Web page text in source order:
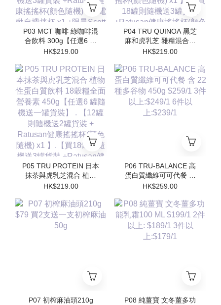
P03 MCT 咖啡 綠咖啡混
合飲料 300g【任選6 罐
隨機送一罐貨裝】 【12
Ratusan健康搖搖杯(顏色
隨機) x1 】.【買18罐則
隨機送3罐貨裝
+Ratusan健康搖搖杯(顏
色隨機) x1+電動自攪拌
杯 x1 +限量Scott限定吊
飾(隨機顏色) x1】
HK$219.00
P04 TRU QUINOA 黑芝
麻和虎乳芝 雜糧混合飲
料 18穀糧全面營養素
罐貨裝】【12罐則隨機送
2罐貨裝 + Ratusan健康
搖搖杯(顏色隨機) x1 】.
【買18罐則隨機送3罐貨
裝 +Ratusan健康搖搖杯
(顏色隨機) x1+電動自攪
吊飾(隨機顏色) x1】
HK$219.00
P05 TRU PROTEIN 日本
抹茶與虎乳芝混合 植物
性蛋白質飲料 18穀糧全
罐隨機送一罐貨裝】 .
【12罐則隨機送2罐貨裝
+ Ratusan健康搖搖杯(顏
色隨機) x1 】.【買18罐
杯 x1 +限量Scott限定吊
HK$219.00
P06 TRU-BALANCE 高
蛋白質纖維可可代餐 含
22 種多⾕物 450g
6件以上:$239/1
HK$259.00
P07 初榨麻油頭210g
P08 純薑寶 文冬薑多功